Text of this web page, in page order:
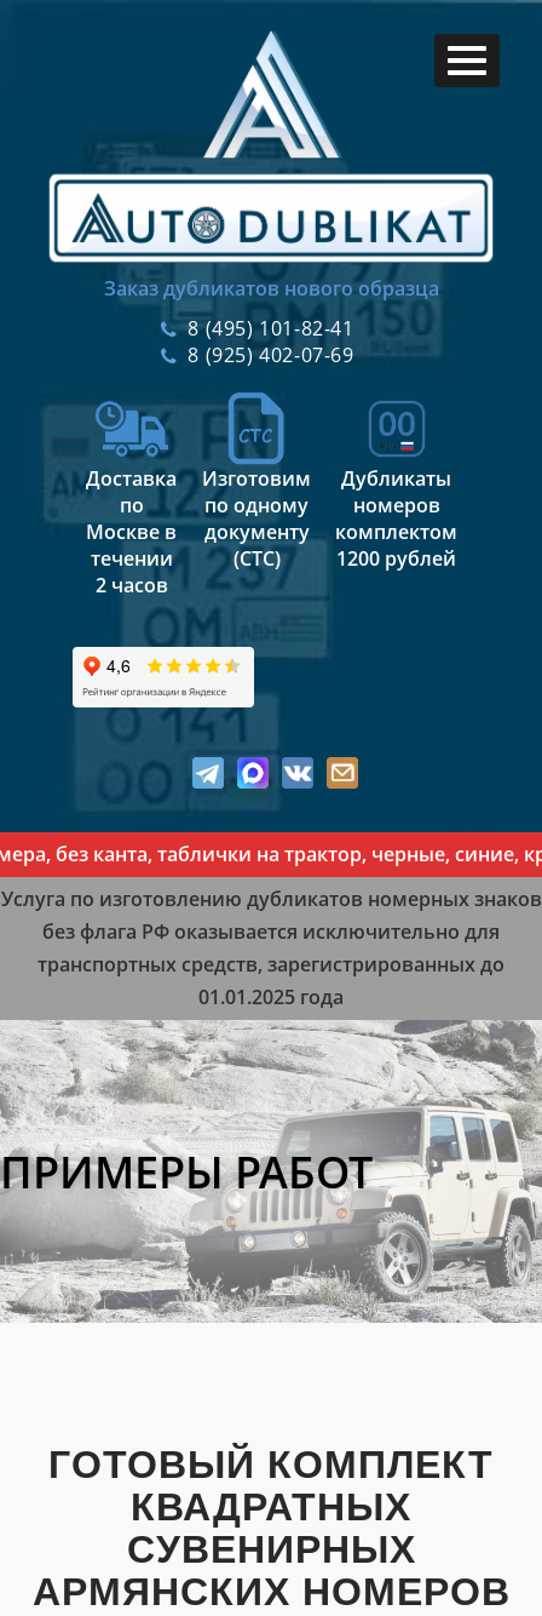
Заказ дубликатов нового образца
8 (495) 101-82-41
8 (925) 402-07-69
Доставка
по
Москве в
течении
2 часов
Изготовим
по одному
документу
(СТС)
Дубликаты
номеров
комплектом
1200 рублей
без канта, таблички на трактор, черные, синие,
Услуга по изготовлению дубликатов номерных знаков
без флага РФ оказывается исключительно для
транспортных средств, зарегистрированных до
01.01.2025 года
ПРИМЕРЫ РАБОТ
ГОТОВЫЙ КОМПЛЕКТ
КВАДРАТНЫХ
СУВЕНИРНЫХ
АРМЯНСКИХ НОМЕРОВ